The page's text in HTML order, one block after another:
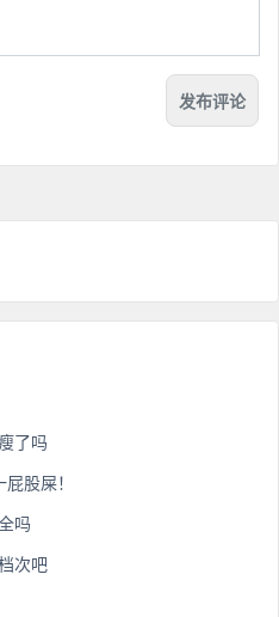
了吗
股屎！
吗
次吧